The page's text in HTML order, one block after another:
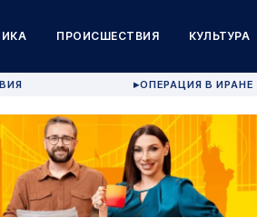
ПРОИСШЕСТВИЯ КУЛЬТУРА
▶ОПЕРАЦИЯ В ИРАНЕ